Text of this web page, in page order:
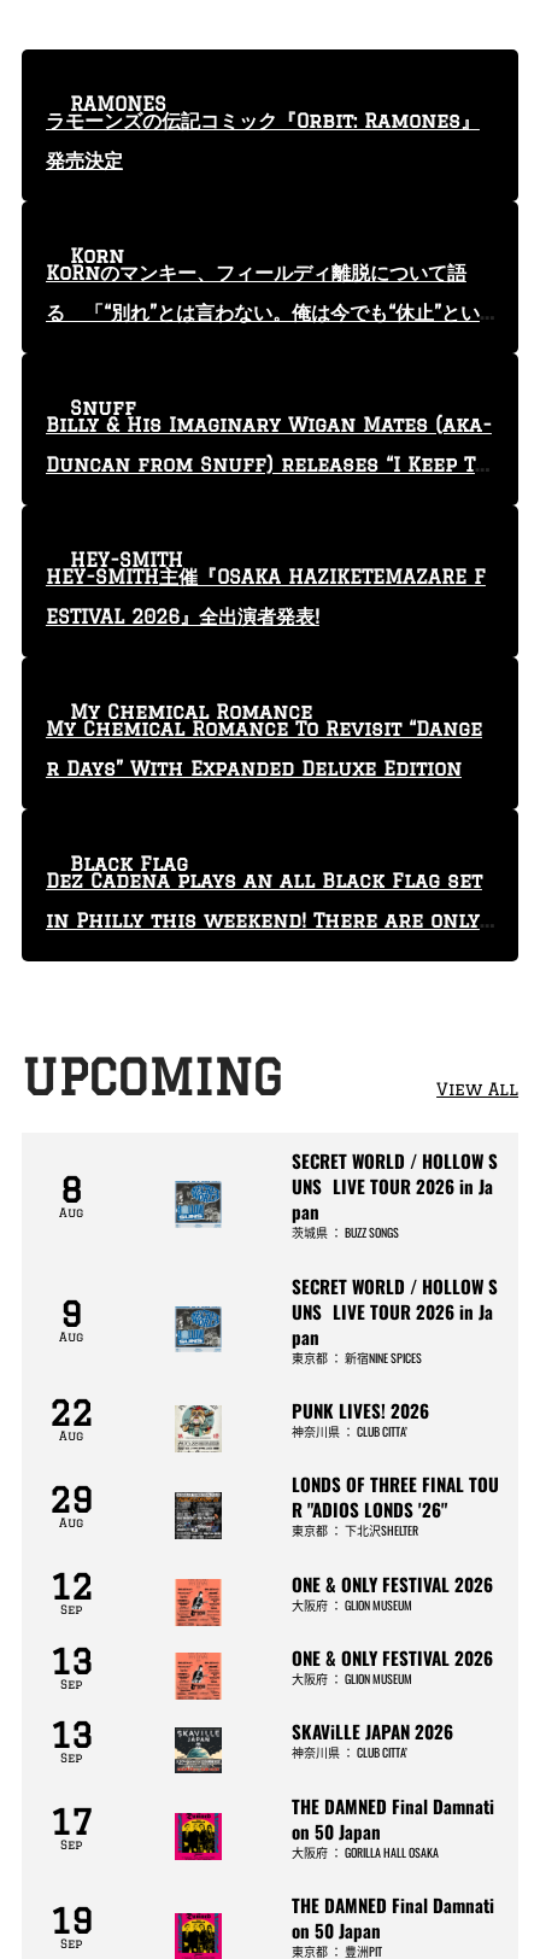
ラモーンズの伝記コミック『Orbit: Ramones』
発売決定
RAMONES
KoRnのマンキー、フィールディ離脱について語
る 「“別れ”とは言わない。俺は今でも“休止”とい
Korn
Billy & His Imaginary Wigan Mates (aka-
Duncan from Snuff) releases “I Keep Tr
Snuff
HEY-SMITH主催『OSAKA HAZIKETEMAZARE F
ESTIVAL 2026』全出演者発表!
HEY-SMITH
My Chemical Romance To Revisit “Dange
r Days” With Expanded Deluxe Edition
My Chemical Romance
Dez Cadena plays an all Black Flag set
in Philly this weekend! There are only
29 tickets left!
Black Flag
UPCOMING View All
8
Aug
SECRET WORLD / HOLLOW S
UNS LIVE TOUR 2026 in Ja
pan
茨城県 ：BUZZ SONGS
9
Aug
SECRET WORLD / HOLLOW S
UNS LIVE TOUR 2026 in Ja
pan
東京都 ：新宿NINE SPICES
22
Aug
PUNK LIVES! 2026
神奈川県 ：CLUB CITTA’
29
Aug
LONDS OF THREE FINAL TOU
R "ADIOS LONDS '26"
東京都 ：下北沢SHELTER
12
Sep
ONE & ONLY FESTIVAL 2026
大阪府 ：GLION MUSEUM
13
Sep
ONE & ONLY FESTIVAL 2026
大阪府 ：GLION MUSEUM
13
Sep
SKAViLLE JAPAN 2026
神奈川県 ：CLUB CITTA’
17
Sep
THE DAMNED Final Damnati
on 50 Japan
大阪府 ：GORILLA HALL OSAKA
19
Sep
THE DAMNED Final Damnati
on 50 Japan
東京都 ：豊洲PIT